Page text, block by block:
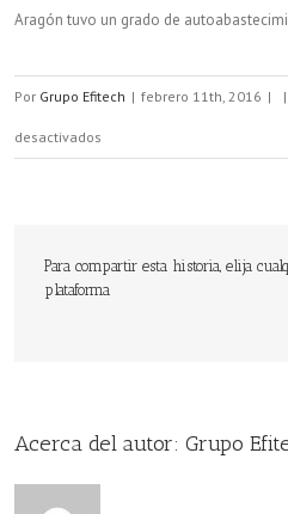
Aragón tuvo un grado de
Por Grupo Efitech | febrero 11th, 2016 | |
desactivados
grado
Para compartir esta historia, elija
plataforma
Acerca del autor: Grupo